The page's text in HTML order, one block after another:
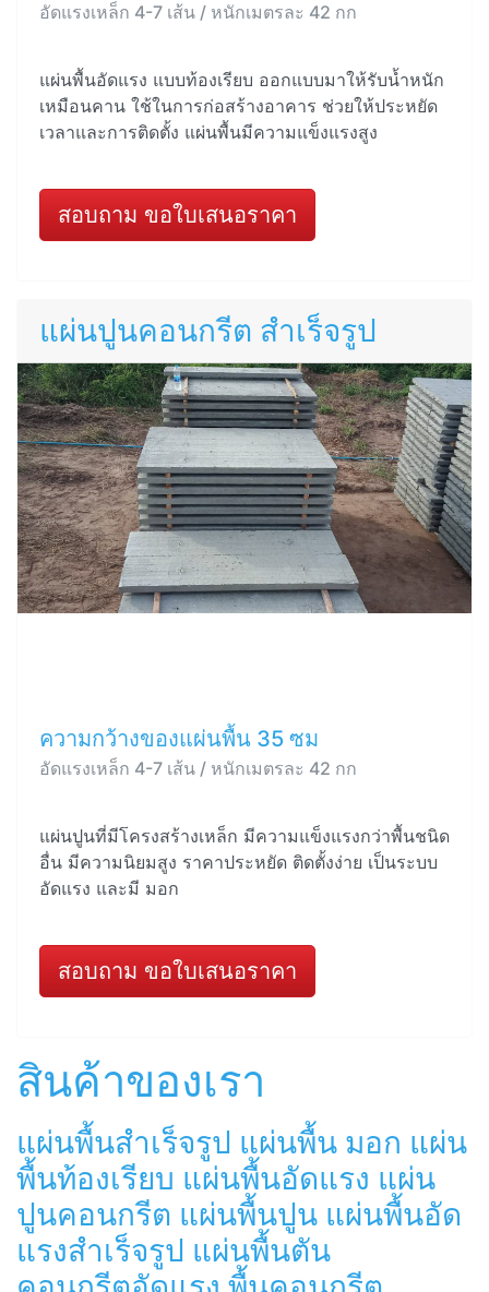
อัดแรงเหล็ก 4-7 เส้น / หนักเมตรละ 42 กก
แผ่นพื้นอัดแรง แบบท้องเรียบ ออกแบบมาให้รับน้ำหนัก
เหมือนคาน ใช้ในการก่อสร้างอาคาร ช่วยให้ประหยัด
เวลาและการติดตั้ง แผ่นพื้นมีความแข็งแรงสูง
สอบถาม ขอใบเสนอราคา
แผ่นปูนคอนกรีต สำเร็จรูป
ความกว้างของแผ่นพื้น 35 ซม
อัดแรงเหล็ก 4-7 เส้น / หนักเมตรละ 42 กก
แผ่นปูนที่มีโครงสร้างเหล็ก มีความแข็งแรงกว่าพื้นชนิด
อื่น มีความนิยมสูง ราคาประหยัด ติดตั้งง่าย เป็นระบบ
อัดแรง และมี มอก
สอบถาม ขอใบเสนอราคา
สินค้าของเรา
แผ่นพื้นสำเร็จรูป แผ่นพื้น มอก แผ่น
พื้นท้องเรียบ แผ่นพื้นอัดแรง แผ่น
ปูนคอนกรีต แผ่นพื้นปูน แผ่นพื้นอัด
แรงสำเร็จรูป แผ่นพื้นตัน